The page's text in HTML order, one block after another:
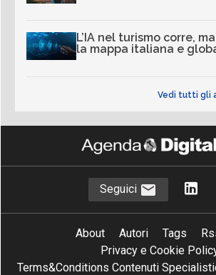
L’IA nel turismo corre,
la mappa italiana e
Vedi tutti gli
Seguici
About Autori Tags
Privacy e Cookie
Terms&Conditions Contenuti